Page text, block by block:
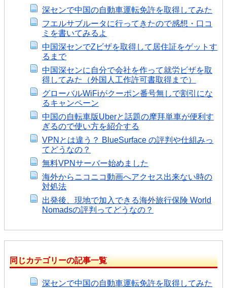
深センで中国の自動車運転免許を取得してみた
フエルサブルータに行ってきたので感想・口コ
ミを書いてみるよ
中国深センでZビザを取得して居住証をゲットす
るまで
中国深センに自分で会社を作って就労ビザを取
得してみた（外国人工作許可書取得まで）
グローバルWiFiがクーポン番号無しで割引にな
るキャンペーン
中国の自転車版Uberと話題の摩拜単車が便利す
ぎるので使い方を紹介する
VPNとは違う？ BlueSurface の評判や仕組みっ
てどうなの？
無料VPNサーバー始めました
海外からニコニコ動画へアクセス出来ない時の
対処法
出発後、現地で加入できる海外旅行保険 World
Nomadsの評判ってどうなの？
同じカテゴリーの記事一覧
深センで中国の自動車運転免許を取得してみた